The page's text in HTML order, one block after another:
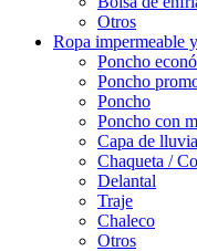
Otros
Ropa impermeable
Poncho
Poncho
Poncho
Poncho con
Capa de lluvia
Chaqueta /
Delantal
Traje
Chaleco
Otros